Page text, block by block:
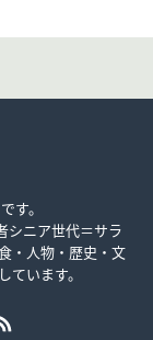
す。
シニア世代＝サラ
・人物・歴史・文
います。